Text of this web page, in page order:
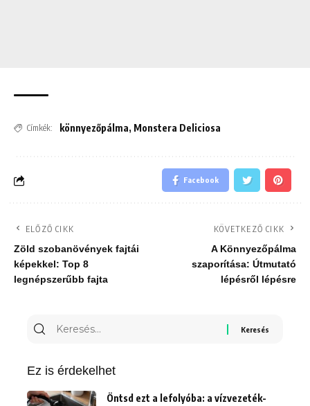
Címkék: könnyezőpálma, Monstera Deliciosa
Facebook
ELŐZŐ CIKK
Zöld szobanövények fajtái
képekkel: Top 8
legnépszerűbb fajta
KÖVETKEZŐ CIKK
A Könnyezőpálma
szaporítása: Útmutató
lépésről lépésre
Keresés
Ez is érdekelhet
Öntsd ezt a lefolyóba: a vízvezeték-